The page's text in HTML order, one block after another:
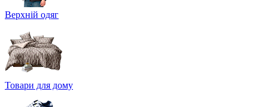
Верхній одяг
Товари для дому